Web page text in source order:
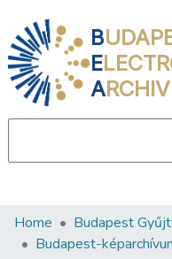
B
E
A
Communities &
Home Budapest
Budapest-